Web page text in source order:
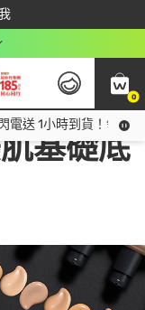
0
電送 1小時到貨！領神
基礎底